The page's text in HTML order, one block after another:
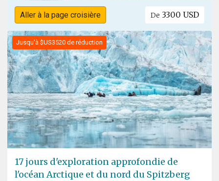
Aller à la page croisière De 3300 USD
Jusqu'à $US3520 de réduction
17 jours d'exploration approfondie de
l'océan Arctique et du nord du Spitzberg